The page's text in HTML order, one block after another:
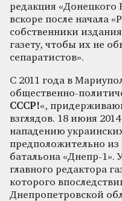
редакция «Донецкого
вскоре после начала
собственники
газету, чтобы их не
сепаратистов».
С 2011 года в
общественно-
СССР!«,
взглядов. 18 июня
нападению
предположительно из
батальона «Днепр-
главного редактора
которого
Днепропетровской